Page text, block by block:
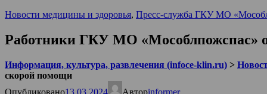
Новости медицины и здоровья, Пресс-служба ГКУ МО
Работники ГКУ МО «Мособлпожспас»
Информация, культура, развлечения (infoce-klin.ru) >
скорой помощи
Опубликовано13.03.2024 Авторinformer